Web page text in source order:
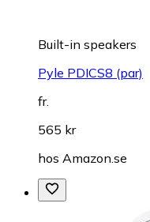
Built-in speakers
Pyle PDICS8 (par)
fr.
565 kr
hos Amazon.se